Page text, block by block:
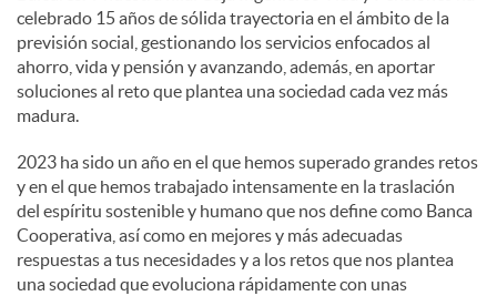
celebrado 15 años de sólida trayectoria en el ámbito de la
previsión social, gestionando los servicios enfocados al
ahorro, vida y pensión y avanzando, además, en aportar
soluciones al reto que plantea una sociedad cada vez más
madura.
2023 ha sido un año en el que hemos superado grandes retos
y en el que hemos trabajado intensamente en la traslación
del espíritu sostenible y humano que nos define como Banca
Cooperativa, así como en mejores y más adecuadas
respuestas a tus necesidades y a los retos que nos plantea
una sociedad que evoluciona rápidamente con unas